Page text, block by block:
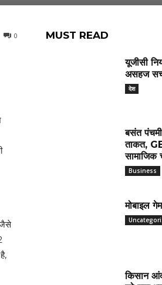
0
जैसे
MUST READ
यूजीसी
असहज
देश
बसंत
ताकत,
Business
मोबाइल
किसान